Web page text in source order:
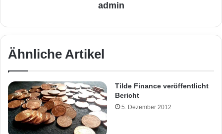
admin
Ähnliche Artikel
Tilde Finance veröffentlicht
Bericht
5. Dezember 2012